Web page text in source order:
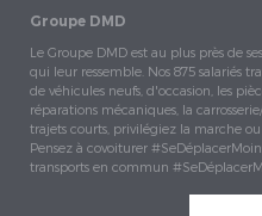
Groupe DMD
Le Groupe DMD est au plus près de
qui leur ressemble. Nos 875 salariés
de véhicules neufs, d'occasion, les
réparations mécaniques, la
trajets courts, privilégiez la marche
Pensez à covoiturer
transports en commun